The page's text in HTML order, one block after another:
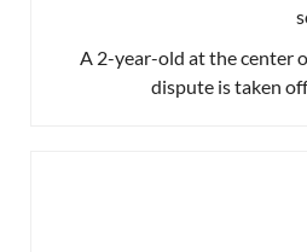
A 2-year-old at the center
dispute is taken